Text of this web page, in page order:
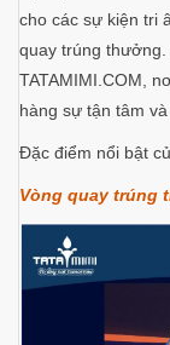
cho các sự kiện tri
quay trúng
TATAMIMI.COM,
hàng sự tận tâm
Đặc điểm nổi bật
Vòng quay trúng